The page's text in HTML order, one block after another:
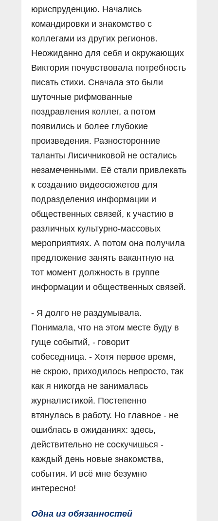
юриспруденцию. Начались
командировки и знакомство с
коллегами из других регионов.
Неожиданно для себя и окружающих
Виктория почувствовала потребность
писать стихи. Сначала это были
шуточные рифмованные
поздравления коллег, а потом
появились и более глубокие
произведения. Разносторонние
таланты Лисичниковой не остались
незамеченными. Её стали привлекать
к созданию видеосюжетов для
подразделения информации и
общественных связей, к участию в
различных культурно-массовых
мероприятиях. А потом она получила
предложение занять вакантную на
тот момент должность в группе
информации и общественных связей.
- Я долго не раздумывала.
Понимала, что на этом месте буду в
гуще событий, - говорит
собеседница. - Хотя первое время,
не скрою, приходилось непросто, так
как я никогда не занималась
журналистикой. Постепенно
втянулась в работу. Но главное - не
ошиблась в ожиданиях: здесь,
действительно не соскучишься -
каждый день новые знакомства,
события. И всё мне безумно
интересно!
Одна из обязанностей